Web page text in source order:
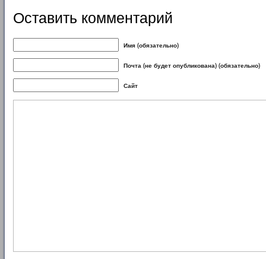
Оставить комментарий
Имя (обязательно)
Почта (не будет опубликована) (обязательно)
Сайт